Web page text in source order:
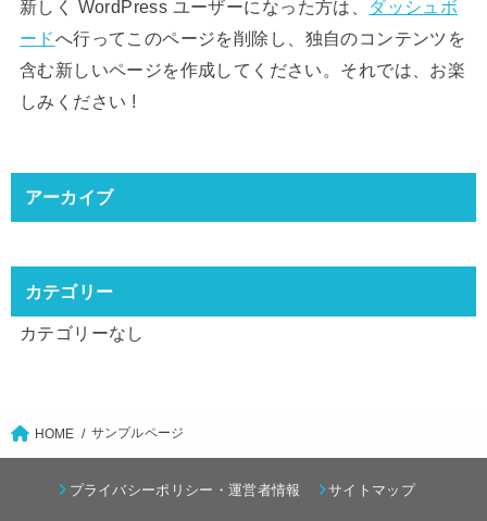
新しく WordPress ユーザーになった方は、 ダッシュボ
ードへ行ってこのページを削除し、独自のコンテンツを
含む新しいページを作成してください。それでは、お楽
しみください !
アーカイブ
カテゴリー
カテゴリーなし
HOME サンプルページ
プライバシーポリシー・運営者情報 サイトマップ